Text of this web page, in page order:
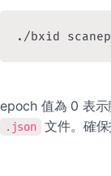
./bxid
.json 文件。確